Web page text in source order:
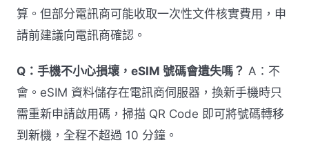
算。但部分電訊商可能收取一次性文件核實費用，申
請前建議向電訊商確認。
Q：手機不小心損壞，eSIM 號碼會遺失嗎？ A：不
會。eSIM 資料儲存在電訊商伺服器，換新手機時只
需重新申請啟用碼，掃描 QR Code 即可將號碼轉移
到新機，全程不超過 10 分鐘。